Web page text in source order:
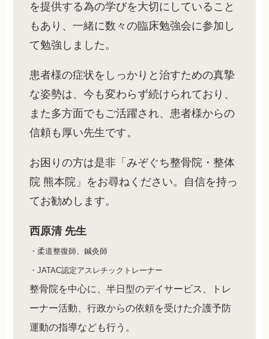
を提供する為の学びを大切にしていること
もあり、一緒に数々の臨床勉強会に参加し
て勉強しました。
患者様の症状をしっかりと治すための真摯
な姿勢は、今も変わらず続けられており、
また多方面でもご活躍され、患者様からの
信頼も厚い先生です。
お困りの方は是非「みぞぐち整骨院・整体
院 熊本院」をお尋ねください。自信を持っ
てお勧めします。
西原清 先生
・柔道整復師、鍼灸師
・JATAC認定アスレチックトレーナー
整骨院を中心に、半日型のデイサービス、トレ
ーナー活動、行政からの依頼を受けた介護予防
運動の指導なども行う。